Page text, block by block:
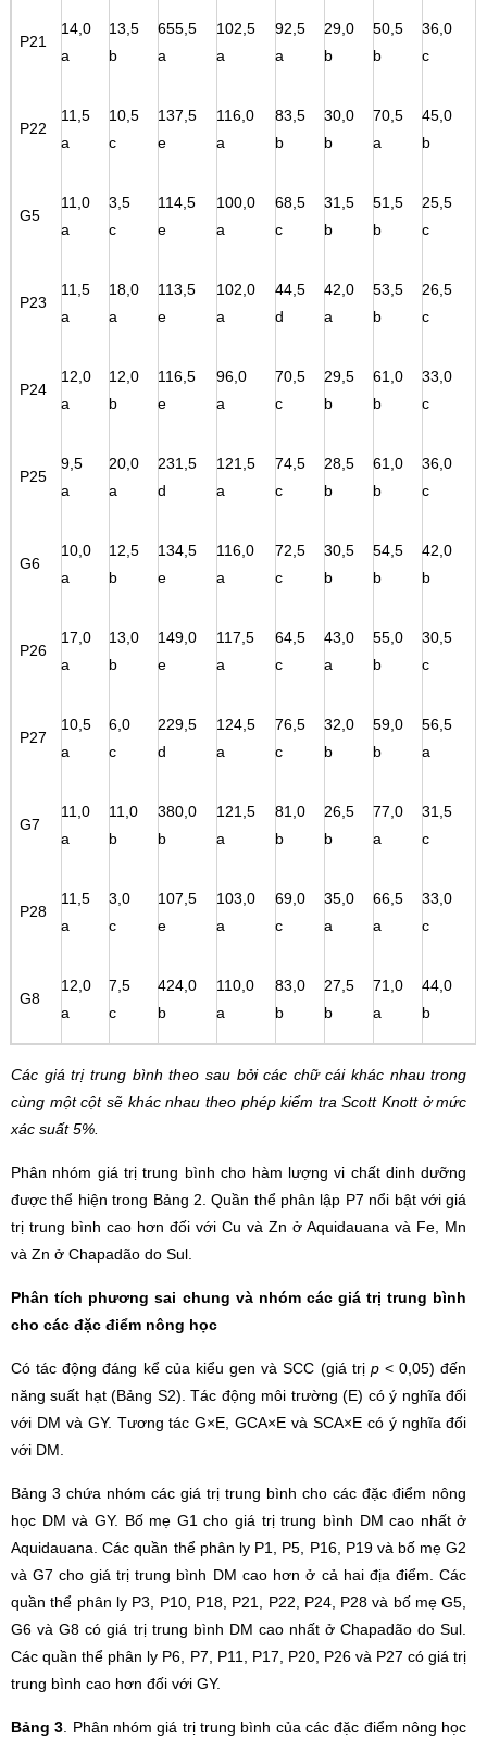
P21
14,0
a
13,5
b
655,5
a
102,5
a
92,5
a
29,0
b
50,5
b
36,0
c
P22
11,5
a
10,5
c
137,5
e
116,0
a
83,5
b
30,0
b
70,5
a
45,0
b
G5
11,0
a
3,5
c
114,5
e
100,0
a
68,5
c
31,5
b
51,5
b
25,5
c
P23
11,5
a
18,0
a
113,5
e
102,0
a
44,5
d
42,0
a
53,5
b
26,5
c
P24
12,0
a
12,0
b
116,5
e
96,0
a
70,5
c
29,5
b
61,0
b
33,0
c
P25
9,5
a
20,0
a
231,5
d
121,5
a
74,5
c
28,5
b
61,0
b
36,0
c
G6
10,0
a
12,5
b
134,5
e
116,0
a
72,5
c
30,5
b
54,5
b
42,0
b
P26
17,0
a
13,0
b
149,0
e
117,5
a
64,5
c
43,0
a
55,0
b
30,5
c
P27
10,5
a
6,0
c
229,5
d
124,5
a
76,5
c
32,0
b
59,0
b
56,5
a
G7
11,0
a
11,0
b
380,0
b
121,5
a
81,0
b
26,5
b
77,0
a
31,5
c
P28
11,5
a
3,0
c
107,5
e
103,0
a
69,0
c
35,0
a
66,5
a
33,0
c
G8
12,0
a
7,5
c
424,0
b
110,0
a
83,0
b
27,5
b
71,0
a
44,0
b
Các giá trị trung bình theo sau bởi các chữ cái khác nhau trong
cùng một cột sẽ khác nhau theo phép kiểm tra Scott Knott ở mức
xác suất 5%.
Phân nhóm giá trị trung bình cho hàm lượng vi chất dinh dưỡng
được thể hiện trong Bảng 2. Quần thể phân lập P7 nổi bật với giá
trị trung bình cao hơn đối với Cu và Zn ở Aquidauana và Fe, Mn
và Zn ở Chapadão do Sul.
Phân tích phương sai chung và nhóm các giá trị trung bình
cho các đặc điểm nông học
Có tác động đáng kể của kiểu gen và SCC (giá trị p< 0,05) đến
năng suất hạt (Bảng S2). Tác động môi trường (E) có ý nghĩa đối
với DM và GY. Tương tác G×E, GCA×E và SCA×E có ý nghĩa đối
với DM.
Bảng 3 chứa nhóm các giá trị trung bình cho các đặc điểm nông
học DM và GY. Bố mẹ G1 cho giá trị trung bình DM cao nhất ở
Aquidauana. Các quần thể phân ly P1, P5, P16, P19 và bố mẹ G2
và G7 cho giá trị trung bình DM cao hơn ở cả hai địa điểm. Các
quần thể phân ly P3, P10, P18, P21, P22, P24, P28 và bố mẹ G5,
G6 và G8 có giá trị trung bình DM cao nhất ở Chapadão do Sul.
Các quần thể phân ly P6, P7, P11, P17, P20, P26 và P27 có giá trị
trung bình cao hơn đối với GY.
Bảng 3 . Phân nhóm giá trị trung bình của các đặc điểm nông học